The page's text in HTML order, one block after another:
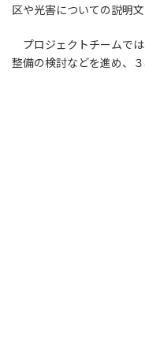
区や光害についての説明文
プロジェクトチームで
整備の検討などを進め、